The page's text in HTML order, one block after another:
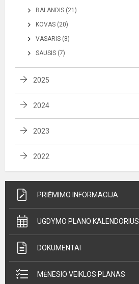
BALANDIS (21)
KOVAS (20)
VASARIS (8)
SAUSIS (7)
2025
2024
2023
2022
PRIĖMIMO INFORMACIJA
UGDYMO PLANO KALENDORIUS
DOKUMENTAI
MĖNESIO VEIKLOS PLANAS